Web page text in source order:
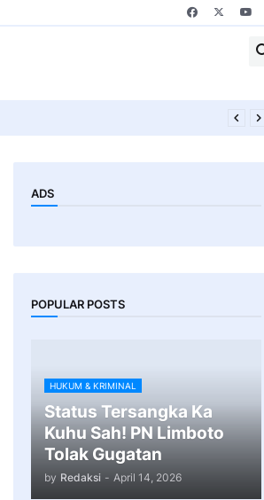
ADS
POPULAR POSTS
HUKUM & KRIMINAL
Status Tersangka Ka
Kuhu Sah! PN Limboto
Tolak Gugatan
by Redaksi - April 14, 2026